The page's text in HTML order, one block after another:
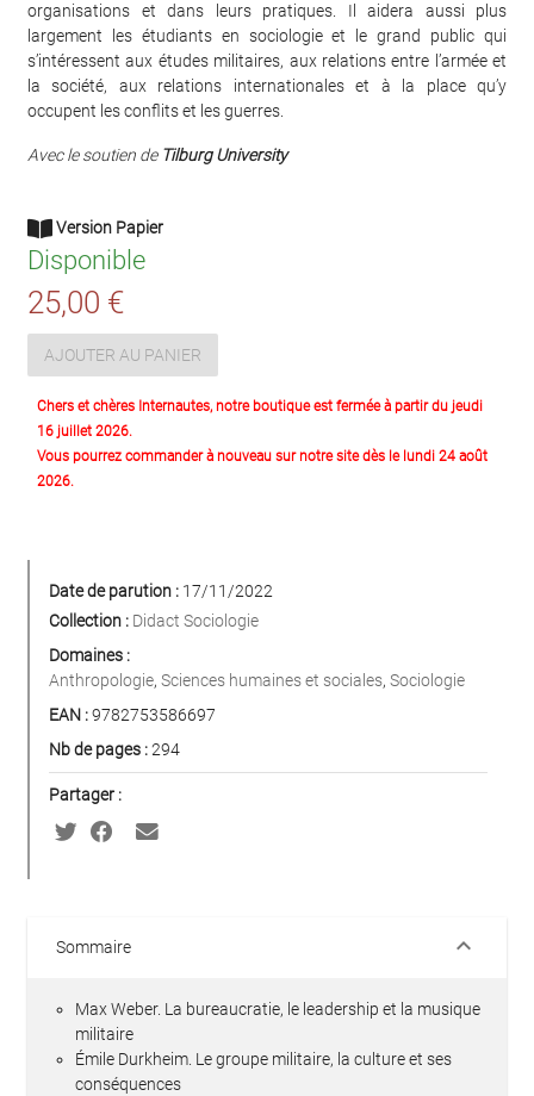
organisations et dans leurs pratiques. Il aidera aussi plus
largement les étudiants en sociologie et le grand public qui
s’intéressent aux études militaires, aux relations entre l’armée et
la société, aux relations internationales et à la place qu’y
occupent les conflits et les guerres.
Avec le soutien de Tilburg University
Version Papier
Disponible
25,00 €
AJOUTER AU PANIER
Chers et chères Internautes, notre boutique est fermée à partir du jeudi
16 juillet 2026.
Vous pourrez commander à nouveau sur notre site dès le lundi 24 août
2026.
Date de parution : 17/11/2022
Collection : Didact Sociologie
Domaines :
Anthropologie, Sciences humaines et sociales, Sociologie
EAN :9782753586697
Nb de pages :294
Partager :
Sommaire keyboard_arrow_down
Max Weber. La bureaucratie, le leadership et la musique
militaire
Émile Durkheim. Le groupe militaire, la culture et ses
conséquences